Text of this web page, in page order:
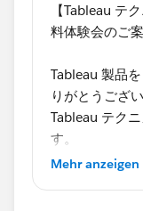
【Tableau テ
料体験会のご
Tableau 製品
りがとうござ
Tableau テク
す。
Mehr anzeigen